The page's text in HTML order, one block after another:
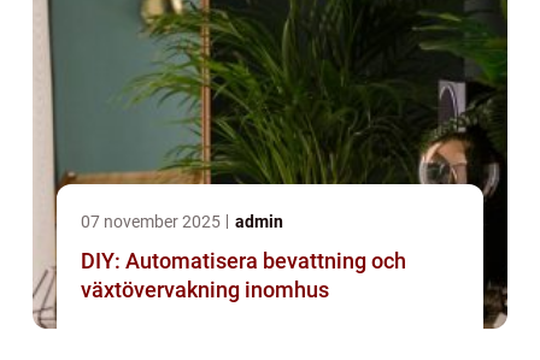
07 november 2025 admin
DIY: Automatisera bevattning och
växtövervakning inomhus